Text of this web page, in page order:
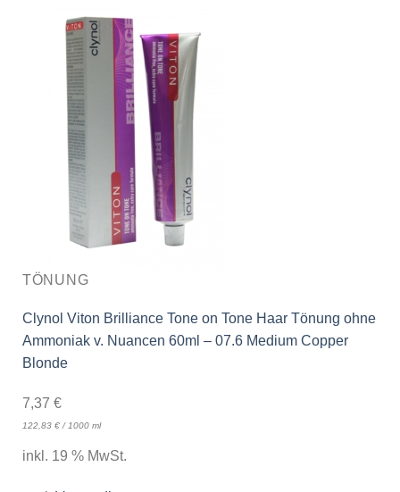
TÖNUNG
Clynol Viton Brilliance Tone on Tone Haar Tönung ohne
Ammoniak v. Nuancen 60ml – 07.6 Medium Copper
Blonde
7,37 €
122,83 €/1000 ml
inkl. 19 % MwSt.